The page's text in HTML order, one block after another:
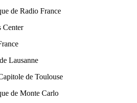
de Radio France
Center
Lausanne
de Toulouse
de Monte Carlo